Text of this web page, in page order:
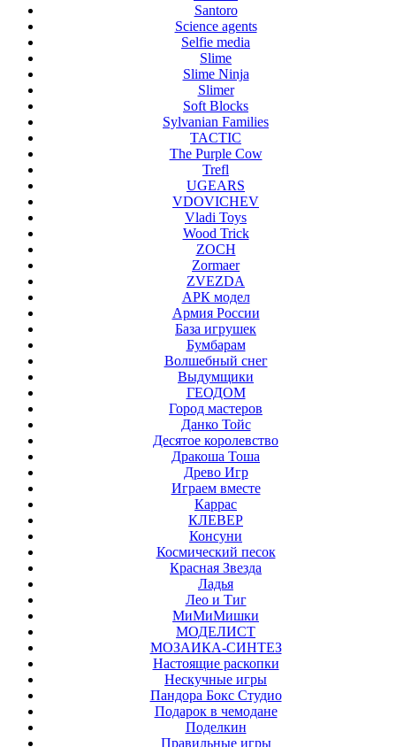
Santoro
Science agents
Selfie media
Slime
Slime Ninja
Slimer
Soft Blocks
Sylvanian Families
TACTIC
The Purple Cow
Trefl
UGEARS
VDOVICHEV
Vladi Toys
Wood Trick
ZOCH
Zormaer
ZVEZDA
АРК модел
Армия России
База игрушек
Бумбарам
Волшебный снег
Выдумщики
ГЕОДОМ
Город мастеров
Данко Тойс
Десятое королевство
Дракоша Тоша
Древо Игр
Играем вместе
Каррас
КЛЕВЕР
Консуни
Космический песок
Красная Звезда
Ладья
Лео и Тиг
МиМиМишки
МОДЕЛИСТ
МОЗАИКА-СИНТЕЗ
Настоящие раскопки
Нескучные игры
Пандора Бокс Студио
Подарок в чемодане
Поделкин
Правильные игры